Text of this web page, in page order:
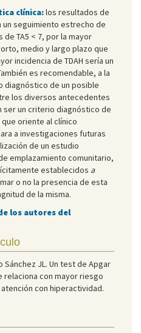
clínica:los resultados de
seguimiento estrecho de
TA5 < 7, por la mayor
medio y largo plazo que
incidencia de TDAH sería un
es recomendable, a la
diagnóstico de un posible
los diversos antecedentes
ser un criterio diagnóstico de
que oriente al clínico
a investigaciones futuras
de un estudio
emplazamiento comunitario,
establecidos a
o no la presencia de esta
de la misma.
los autores del
Sánchez JL. Un test de Apgar
relaciona con mayor riesgo
con hiperactividad.